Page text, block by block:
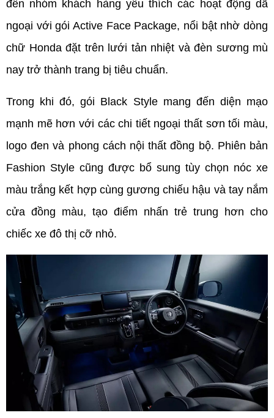
đến nhóm khách hàng yêu thích các hoạt động dã
ngoại với gói Active Face Package, nổi bật nhờ dòng
chữ Honda đặt trên lưới tản nhiệt và đèn sương mù
nay trở thành trang bị tiêu chuẩn.
Trong khi đó, gói Black Style mang đến diện mạo
mạnh mẽ hơn với các chi tiết ngoại thất sơn tối màu,
logo đen và phong cách nội thất đồng bộ. Phiên bản
Fashion Style cũng được bổ sung tùy chọn nóc xe
màu trắng kết hợp cùng gương chiếu hậu và tay nắm
cửa đồng màu, tạo điểm nhấn trẻ trung hơn cho
chiếc xe đô thị cỡ nhỏ.